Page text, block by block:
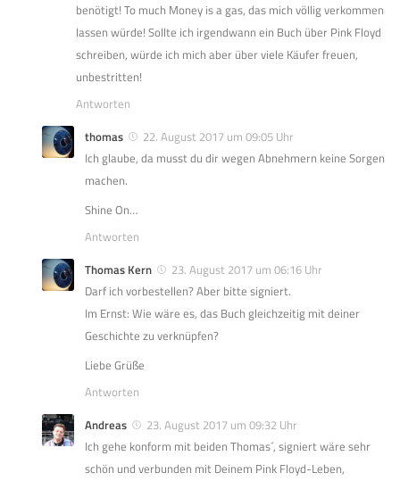
benötigt! To much Money is a gas, das mich völlig verkommen
lassen würde! Sollte ich irgendwann ein Buch über Pink Floyd
schreiben, würde ich mich aber über viele Käufer freuen,
unbestritten!
Antworten
thomas
22. August 2017 um 09:05 Uhr
Ich glaube, da musst du dir wegen Abnehmern keine Sorgen
machen.
Shine On…
Antworten
Thomas Kern
23. August 2017 um 06:16 Uhr
Darf ich vorbestellen? Aber bitte signiert.
Im Ernst: Wie wäre es, das Buch gleichzeitig mit deiner
Geschichte zu verknüpfen?
Liebe Grüße
Antworten
Andreas
23. August 2017 um 09:32 Uhr
Ich gehe konform mit beiden Thomas´, signiert wäre sehr
schön und verbunden mit Deinem Pink Floyd-Leben,